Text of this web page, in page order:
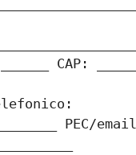
CAP:
PEC/